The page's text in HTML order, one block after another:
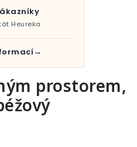
prostorem,
Heureka